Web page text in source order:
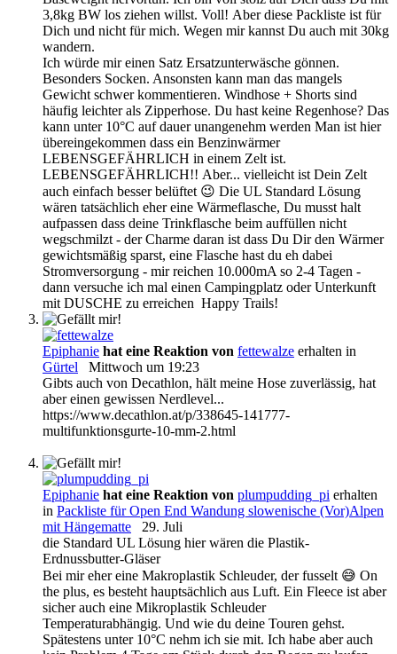
3,8kg BW los ziehen willst. Voll! Aber diese Packliste ist für
Dich und nicht für mich. Wegen mir kannst Du auch mit 30kg
wandern.
Ich würde mir einen Satz Ersatzunterwäsche gönnen.
Besonders Socken. Ansonsten kann man das mangels
Gewicht schwer kommentieren. Windhose + Shorts sind
häufig leichter als Zipperhose. Du hast keine Regenhose? Das
kann unter 10°C auf dauer unangenehm werden Man ist hier
übereingekommen dass ein Benzinwärmer
LEBENSGEFÄHRLICH in einem Zelt ist.
LEBENSGEFÄHRLICH!! Aber... vielleicht ist Dein Zelt
auch einfach besser belüftet 😉 Die UL Standard Lösung
wären tatsächlich eher eine Wärmeflasche, Du musst halt
aufpassen dass deine Trinkflasche beim auffüllen nicht
wegschmilzt - der Charme daran ist dass Du Dir den Wärmer
gewichtsmäßig sparst, eine Flasche hast du eh dabei
Stromversorgung - mir reichen 10.000mA so 2-4 Tagen -
dann versuche ich mal einen Campingplatz oder Unterkunft
mit DUSCHE zu erreichen Happy Trails!
Epiphanie hat eine Reaktion von fettewalze erhalten in
Gürtel
Mittwoch um 19:23
Gibts auch von Decathlon, hält meine Hose zuverlässig, hat
aber einen gewissen Nerdlevel...
https://www.decathlon.at/p/338645-141777-
multifunktionsgurte-10-mm-2.html
Epiphanie hat eine Reaktion von plumpudding_pi erhalten
in Packliste für Open End Wandung slowenische (Vor)Alpen
mit Hängematte
29. Juli
die Standard UL Lösung hier wären die Plastik-
Erdnussbutter-Gläser
Bei mir eher eine Makroplastik Schleuder, der fusselt 😅 On
the plus, es besteht hauptsächlich aus Luft. Ein Fleece ist aber
sicher auch eine Mikroplastik Schleuder
Temperaturabhängig. Und wie du deine Touren gehst.
Spätestens unter 10°C nehm ich sie mit. Ich habe aber auch